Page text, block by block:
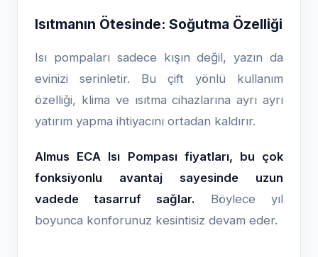
Isıtmanın Ötesinde: Soğutma Özelliği
Isı pompaları sadece kışın değil, yazın da
evinizi serinletir. Bu çift yönlü kullanım
özelliği, klima ve ısıtma cihazlarına ayrı ayrı
yatırım yapma ihtiyacını ortadan kaldırır.
Almus ECA Isı Pompası fiyatları, bu çok
fonksiyonlu avantaj sayesinde uzun
vadede tasarruf sağlar. Böylece yıl
boyunca konforunuz kesintisiz devam eder.